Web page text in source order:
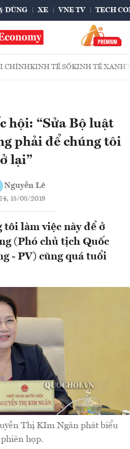
DÙNG XE VNE TV TECH
CHÍNHKINH TẾ SỐKINH TẾ XANH
hội: “Sửa Bộ luật
phải để chúng tôi
ở lại”
Nguyễn Lê
15/08/2019
làm việc này để ở
(Phó chủ tịch Quốc
- PV) cũng quá tuổi
Thị KIm Ngân phát biểu
họp.